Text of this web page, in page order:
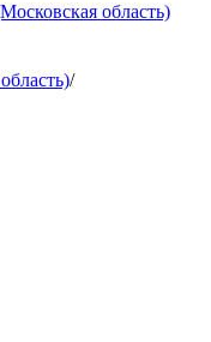
область)
/